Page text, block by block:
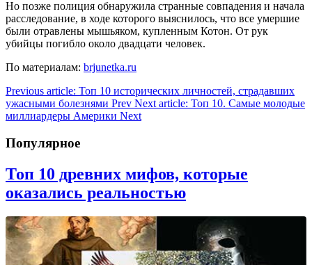
Но позже полиция обнаружила странные совпадения и начала
расследование, в ходе которого выяснилось, что все умершие
были отравлены мышьяком, купленным Котон. От рук
убийцы погибло около двадцати человек.
По материалам: brjunetka.ru
Previous article: Топ 10 исторических личностей, страдавших
ужасными болезнями Prev Next article: Топ 10. Самые молодые
миллиардеры Америки Next
Популярное
Топ 10 древних мифов, которые
оказались реальностью